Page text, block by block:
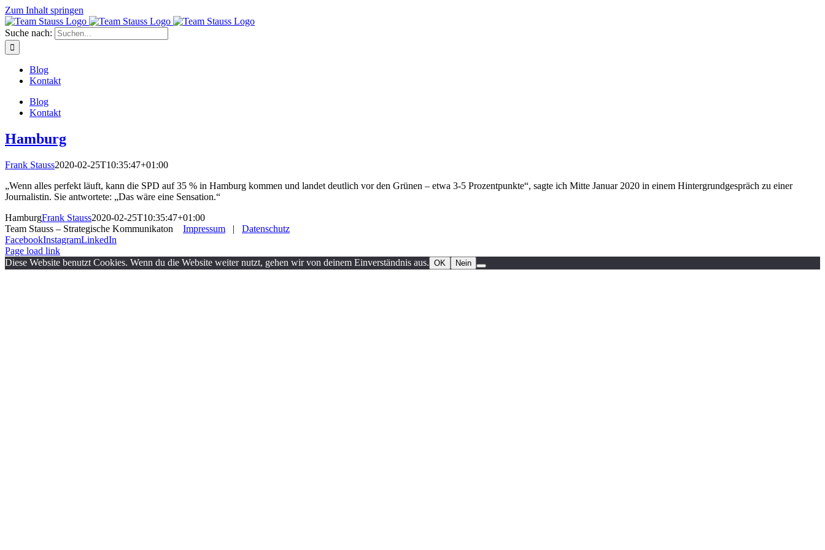
Zum Inhalt springen
Suche nach:
Blog
Kontakt
Blog
Kontakt
Hamburg
Frank Stauss2020-02-25T10:35:47+01:00
„Wenn alles perfekt läuft, kann die SPD auf 35 % in Hamburg kommen und landet deutlich vor den Grünen – etwa 3-5 Prozentpunkte“, sagte ich Mitte Januar 2020 in einem Hintergrundgespräch zu einer
Journalistin. Sie antwortete: „Das wäre eine Sensation.“
HamburgFrank Stauss2020-02-25T10:35:47+01:00
Team Stauss – Strategische Kommunikaton Impressum | Datenschutz
FacebookInstagramLinkedIn
Page load link
Diese Website benutzt Cookies. Wenn du die Website weiter nutzt, gehen wir von deinem Einverständnis aus. OK Nein